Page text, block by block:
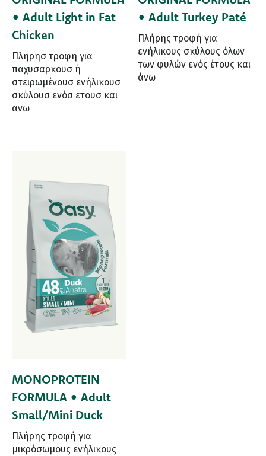
• Adult Light in Fat
Chicken
Πληρησ τροφη για
παχυσαρκουσ ή
στειρωμένουσ ενήλικουσ
σκύλουσ ενόσ ετουσ και
ανω
• Adult Turkey Paté
Πλήρης τροφή για
ενήλικους σκύλους όλων
των φυλών ενός έτους και
άνω
MONOPROTEIN
FORMULA • Adult
Small/Mini Duck
Πλήρης τροφή για
μικρόσωμους ενήλικους